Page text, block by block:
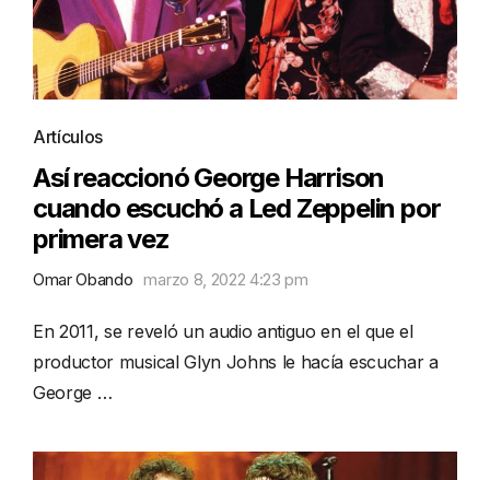
Artículos
Así reaccionó George Harrison
cuando escuchó a Led Zeppelin por
primera vez
Omar Obando marzo 8, 2022 4:23 pm
En 2011, se reveló un audio antiguo en el que el
productor musical Glyn Johns le hacía escuchar a
George …